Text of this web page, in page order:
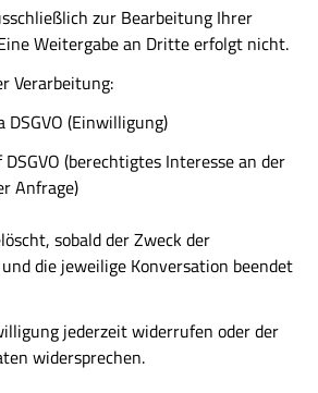
zur Bearbeitung Ihrer
Weitergabe an Dritte erfolgt nicht.
Verarbeitung:
DSGVO (Einwilligung)
(berechtigtes Interesse an der
Anfrage)
sobald der Zweck der
die jeweilige Konversation beendet
jederzeit widerrufen oder der
widersprechen.